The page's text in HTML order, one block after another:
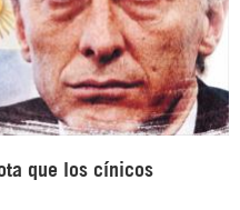
que los cínicos